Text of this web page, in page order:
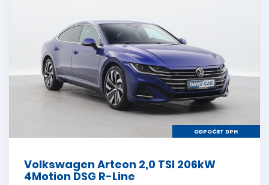
ODPOČET DPH
Volkswagen Arteon 2,0 TSI 206kW
4Motion DSG R-Line